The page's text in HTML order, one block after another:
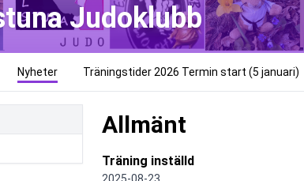
Judoklubb
Nyheter Träningstider 2026 Termin start (5 januari)
Allmänt
Träning inställd
2025-08-23